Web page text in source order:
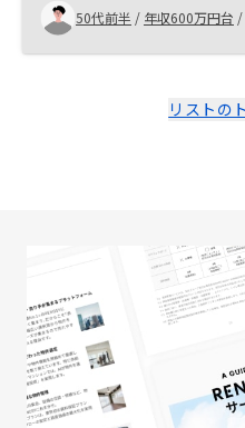
50代前半 / 年収600万円台 /
リストの